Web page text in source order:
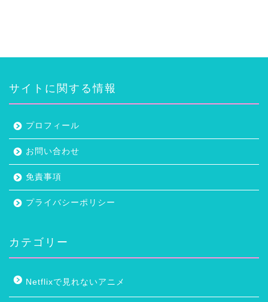
サイトに関する情報
プロフィール
お問い合わせ
免責事項
プライバシーポリシー
カテゴリー
Netflixで見れないアニメ